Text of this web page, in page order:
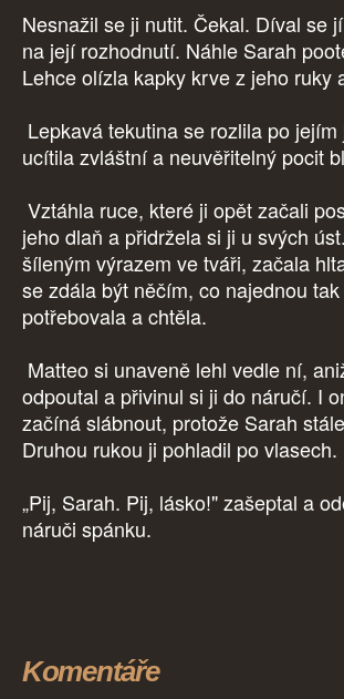
Nesnažil se ji nutit. Čekal. Díval se
na její rozhodnutí. Náhle Sarah
Lehce olízla kapky krve z jeho ruky
Lepkavá tekutina se rozlila po
ucítila zvláštní a neuvěřitelný pocit
Vztáhla ruce, které ji opět začali
jeho dlaň a přidržela si ji u svých
šíleným výrazem ve tváři, začala
se zdála být něčím, co najednou
potřebovala a chtěla.
Matteo si unaveně lehl vedle ní,
odpoutal a přivinul si ji do náručí. I
začíná slábnout, protože Sarah
Druhou rukou ji pohladil po vlasech.
„Pij, Sarah. Pij, lásko!" zašeptal a
náruči spánku.
Komentáře